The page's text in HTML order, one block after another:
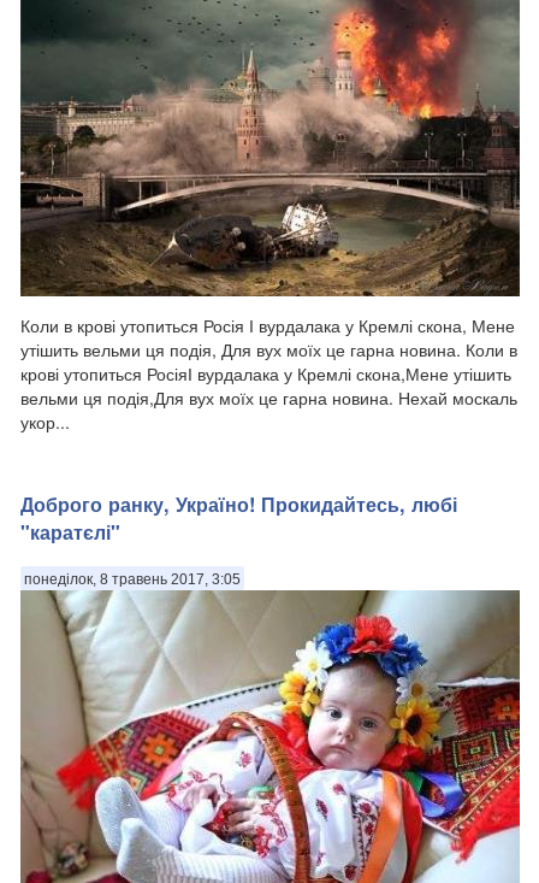
Коли в крові утопиться Росія І вурдалака у Кремлі скона, Мене
утішить вельми ця подія, Для вух моїх це гарна новина. Коли в
крові утопиться РосіяІ вурдалака у Кремлі скона,Мене утішить
вельми ця подія,Для вух моїх це гарна новина. Нехай москаль
укор...
Доброго ранку, Україно! Прокидайтесь, любі
"каратєлі"
понеділок, 8 травень 2017, 3:05